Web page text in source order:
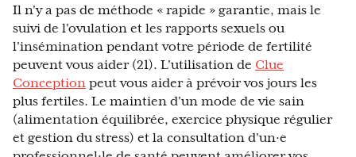
Il n'y a pas de méthode « rapide » garantie, mais le
suivi de l'ovulation et les rapports sexuels ou
l'insémination pendant votre période de fertilité
peuvent vous aider (21). L'utilisation de Clue
Conception peut vous aider à prévoir vos jours les
plus fertiles. Le maintien d'un mode de vie sain
(alimentation équilibrée, exercice physique régulier
et gestion du stress) et la consultation d'un·e